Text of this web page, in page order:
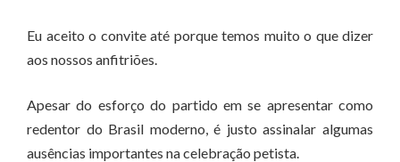
Eu aceito o convite até porque temos muito o que dizer
aos nossos anfitriões.
Apesar do esforço do partido em se apresentar como
redentor do Brasil moderno, é justo assinalar algumas
ausências importantes na celebração petista.